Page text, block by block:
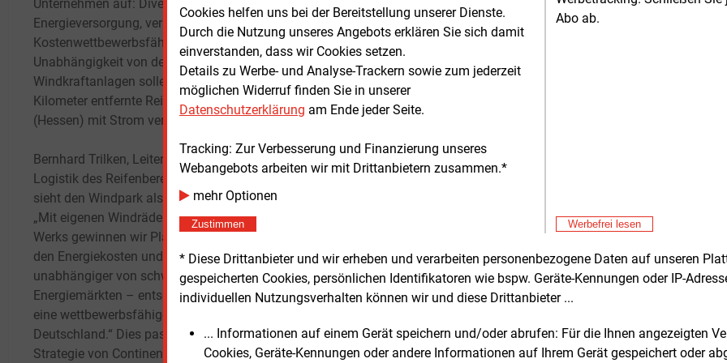
Cookies helfen uns bei der Bereitstellung unserer Dienste.
Durch die Nutzung unseres Angebots erklären Sie sich damit
einverstanden, dass wir Cookies setzen.
Details zu Werbe- und Analyse-Trackern sowie zum jederzeit
möglichen Widerruf finden Sie in unserer
Datenschutzerklärung am Ende jeder Seite.
Tracking: Zur Verbesserung und Finanzierung unseres
Webangebots arbeiten wir mit Drittanbietern zusammen.*
mehr Optionen
Zustimmen
Abo ab.
Werbefrei lesen
* Diese Drittanbieter und wir erheben und verarbeiten personenbezogene Daten auf unseren
gespeicherten Cookies, persönlichen Identifikatoren wie bspw. Geräte-Kennungen oder IP-
individuellen Nutzungsverhalten können wir und diese Drittanbieter ...
... Informationen auf einem Gerät speichern und/oder abrufen: Für die Ihnen angezeigten
Cookies, Geräte-Kennungen oder andere Informationen auf Ihrem Gerät gespeichert oder
Unternehmen auf: Diversifizierung der
Energieversorgung, verbesserte
Kostenwettbewerbsfähigkeit des Werks,
Unabhängigkeit von den Energiemärkten. Die
Windkraftanlagen sollen das rund acht
Kilometer entfernte Reifenwerk in Korbach
(Hessen) mit Strom versorgen.
Bernhard Trilken, Leiter Produktion und
Logistik des Reifenbereichs von Continental,
sieht den Windpark als Wettbewerbsvorteil.
„Mit eigenen Windrädern in der Nähe des
Werks gewinnen wir Planungssicherheit bei
den Energiekosten und machen uns
unabhängiger von schwankenden
Energiemärkten – entscheidende Faktoren für
eine wettbewerbsfähige Reifenproduktion in
Deutschland.“ Dies passe zur globalen
Strategie von Continental die
„Dafür plant Continental, einen Betrag im
mittleren zweistelligen Millionen-Euro-Bereich
in das Projekt zu investieren“, teilte das
Unternehmen auf. Baubeginn ist für 2026
vorgesehen; die Inbetriebnahme ist etwa
anderthalb Jahre später geplant. Die
behördlichen Genehmigungen liegen bereits
vor.
der Reifenproduktion eingesetzt werden.
Energie wird dort insbesondere für das
Mischen der Kautschukrohstoffe sowie für
das Extrusionsverfahren benötigt, bei dem
Reifenbauteile geformt werden. Am Standort
Motorrad-, Rennrad- und Industriereifen und
beschäftigt rund 2.400 Mitarbeitende.
E&M